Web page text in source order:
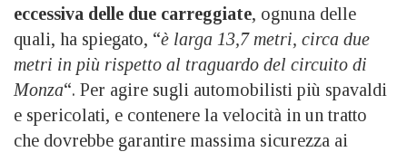
eccessiva delle due carreggiate, ognuna delle
quali, ha spiegato, “è larga 13,7 metri, circa due
metri in più rispetto al traguardo del circuito di
Monza“. Per agire sugli automobilisti più spavaldi
e spericolati, e contenere la velocità in un tratto
che dovrebbe garantire massima sicurezza ai